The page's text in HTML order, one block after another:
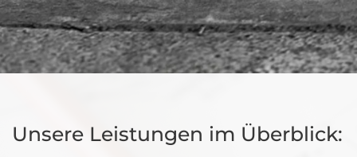
Unsere Leistungen im Überblick: